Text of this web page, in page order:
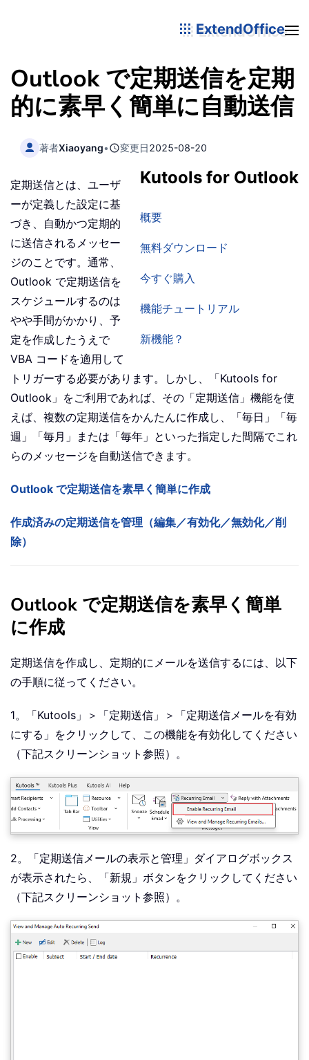
ExtendOffice
Outlook で定期送信を定期
的に素早く簡単に自動送信
著者Xiaoyang• 変更日2025-08-20
Kutools for Outlook
概要
無料ダウンロード
今すぐ購入
機能チュートリアル
新機能？
定期送信とは、ユーザ
ーが定義した設定に基
づき、自動かつ定期的
に送信されるメッセー
ジのことです。通常、
Outlook で定期送信を
スケジュールするのは
やや手間がかかり、予
定を作成したうえで
VBA コードを適用して
トリガーする必要があります。しかし、「Kutools for
Outlook」をご利用であれば、その「定期送信」機能を使
えば、複数の定期送信をかんたんに作成し、「毎日」「毎
週」「毎月」または「毎年」といった指定した間隔でこれ
らのメッセージを自動送信できます。
Outlook で定期送信を素早く簡単に作成
作成済みの定期送信を管理（編集／有効化／無効化／削
除）
Outlook で定期送信を素早く簡単
に作成
定期送信を作成し、定期的にメールを送信するには、以下
の手順に従ってください。
1。「Kutools」＞「定期送信」＞「定期送信メールを有効
にする」をクリックして、この機能を有効化してください
（下記スクリーンショット参照）。
2。「定期送信メールの表示と管理」ダイアログボックス
が表示されたら、「新規」ボタンをクリックしてください
（下記スクリーンショット参照）。